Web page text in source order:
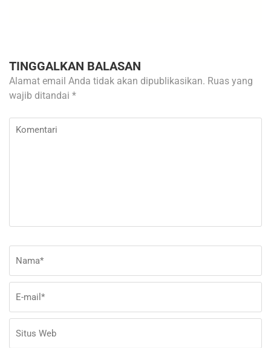
TINGGALKAN BALASAN
Alamat email Anda tidak akan dipublikasikan. Ruas yang
wajib ditandai *
Komentari